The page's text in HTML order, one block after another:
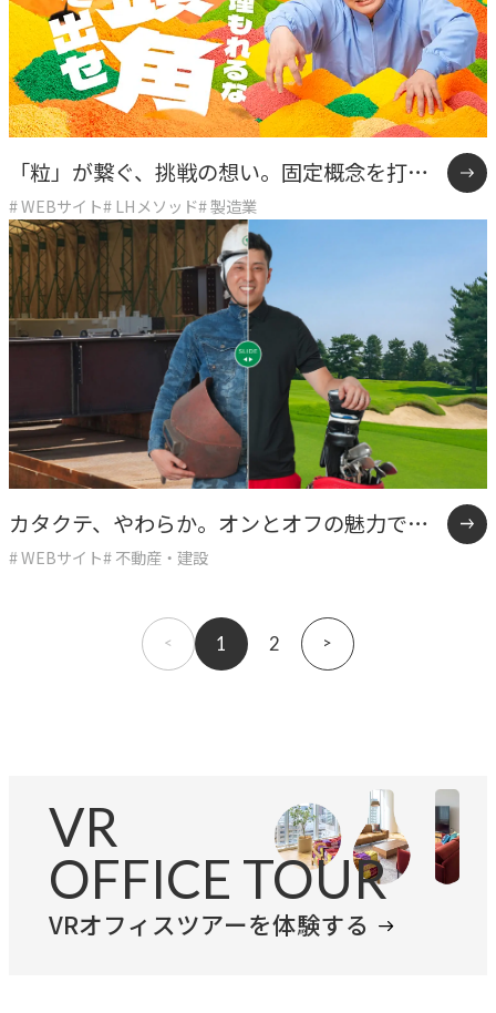
「粒」が繋ぐ、挑戦の想い。固定概念を打破
したKOKONOEの挑戦。
# WEBサイト# LHメソッド# 製造業
カタクテ、やわらか。オンとオフの魅力で若
手の心をつかむ採用サイト
# WEBサイト# 不動産・建設
1 2 »
VR
OFFICE TOUR
VRオフィスツアーを体験する